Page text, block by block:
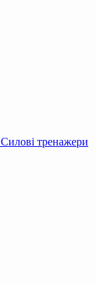
Силові тренажери